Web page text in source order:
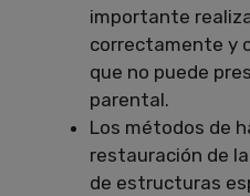
importante
correctamente y
que no puede
parental.
Los métodos de
restauración de
de estructuras